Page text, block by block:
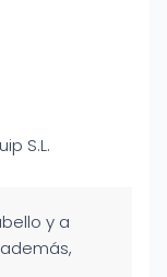
S.L.
y a